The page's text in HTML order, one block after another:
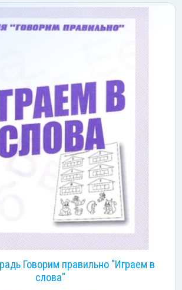
Говорим правильно "Играем в
слова"